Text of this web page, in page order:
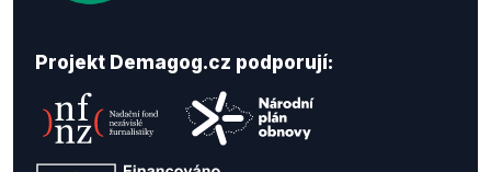
Projekt Demagog.cz podporují: